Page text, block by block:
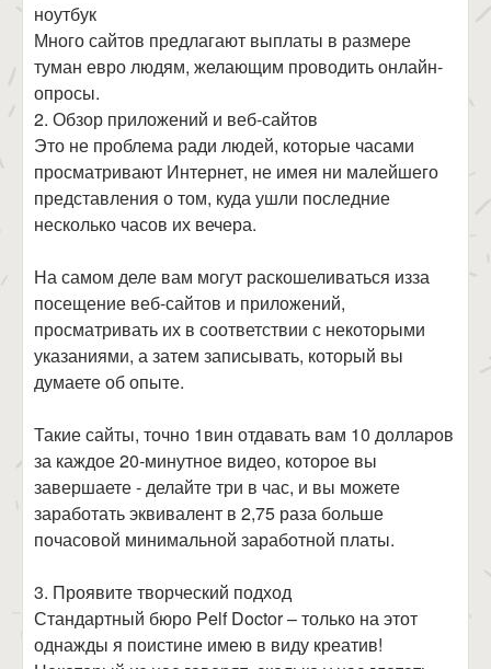
ноутбук
Много сайтов предлагают выплаты в размере
туман евро людям, желающим проводить онлайн-
опросы.
2. Обзор приложений и веб-сайтов
Это не проблема ради людей, которые часами
просматривают Интернет, не имея ни малейшего
представления о том, куда ушли последние
несколько часов их вечера.
На самом деле вам могут раскошеливаться изза
посещение веб-сайтов и приложений,
просматривать их в соответствии с некоторыми
указаниями, а затем записывать, который вы
думаете об опыте.
Такие сайты, точно 1вин отдавать вам 10 долларов
за каждое 20-минутное видео, которое вы
завершаете - делайте три в час, и вы можете
заработать эквивалент в 2,75 раза больше
почасовой минимальной заработной платы.
3. Проявите творческий подход
Стандартный бюро Pelf Doctor – только на этот
однажды я поистине имею в виду креатив!